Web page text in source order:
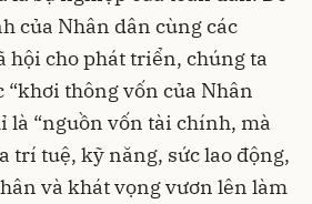
của Nhân dân cùng các
hội cho phát triển, chúng ta
thông vốn của Nhân
là “nguồn vốn tài chính, mà
trí tuệ, kỹ năng, sức lao động,
và khát vọng vươn lên làm